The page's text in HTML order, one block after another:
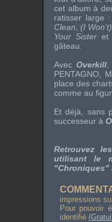
cet album à
ratisser large :
Clean ,(I
Your Sisteret
gâteau.
Avec Overkill,
PENTAGNO
place des
comme au
Et déjà, sans
successeur à
Retrouvez
utilisant le
"Chroniques"
impressions
Pour pouvoir
identifié